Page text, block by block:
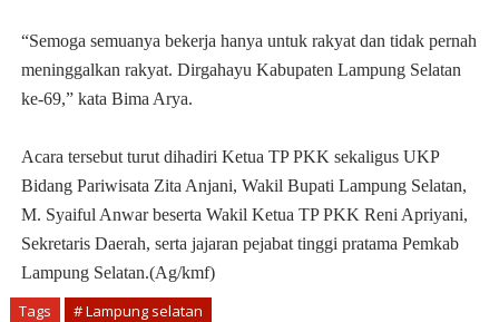
“Semoga semuanya bekerja hanya untuk rakyat dan tidak pernah
meninggalkan rakyat. Dirgahayu Kabupaten Lampung Selatan
ke-69,” kata Bima Arya.
Acara tersebut turut dihadiri Ketua TP PKK sekaligus UKP
Bidang Pariwisata Zita Anjani, Wakil Bupati Lampung Selatan,
M. Syaiful Anwar beserta Wakil Ketua TP PKK Reni Apriyani,
Sekretaris Daerah, serta jajaran pejabat tinggi pratama Pemkab
Lampung Selatan.(Ag/kmf)
Tags # Lampung selatan